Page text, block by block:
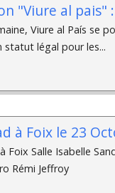
"Viure al
Viure al País se
statut légal pour les...
à Foix le 23
Foix Salle Isabelle
Rémi Jeffroy